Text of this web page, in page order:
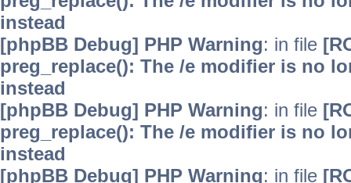
instead
[phpBB Debug] PHP Warning: in file
preg_replace(): The /e modifier is no
instead
[phpBB Debug] PHP Warning: in file
preg_replace(): The /e modifier is no
instead
[phpBB Debug] PHP Warning: in file